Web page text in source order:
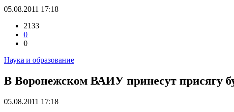
05.08.2011 17:18
2133
0
0
Наука и образование
В Воронежском ВАИУ принесут присягу
05.08.2011 17:18